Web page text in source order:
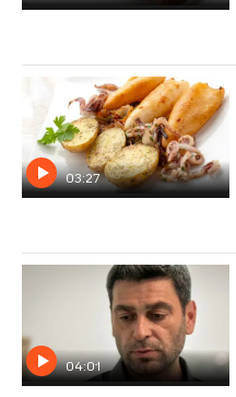
03:27
04:01